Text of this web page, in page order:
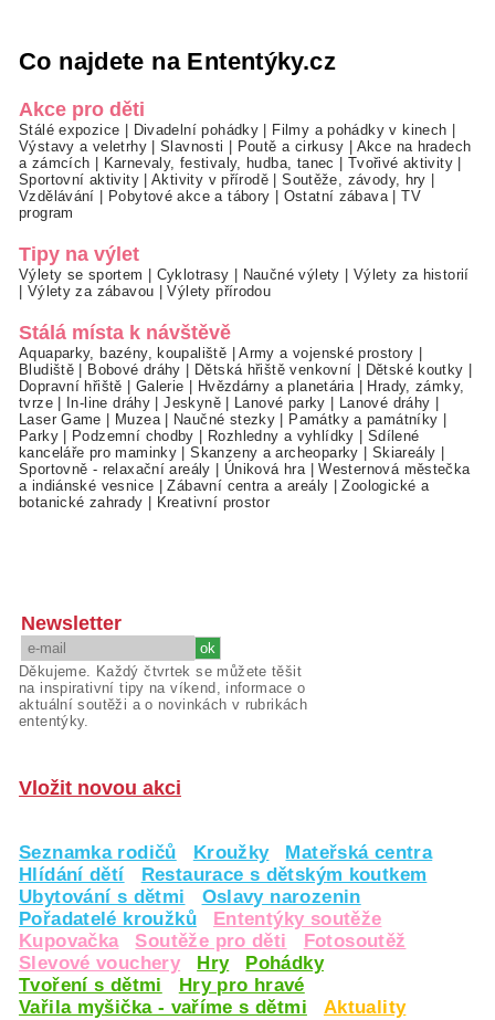
Co najdete na Ententýky.cz
Akce pro děti
Stálé expozice Divadelní pohádky Filmy a pohádky v kinech
Výstavy a veletrhy|Slavnosti Poutě a cirkusy
Akce na hradech
a zámcích
Karnevaly, festivaly, hudba, tanec Tvořivé aktivity
Sportovní aktivity|Aktivity v přírodě |Soutěže, závody, hry
Vzdělávání
Pobytové akce a tábory Ostatní zábava|TV
program
Tipy na výlet
Výlety se sportem Cyklotrasy Naučné výlety
Výlety za historií
Výlety za zábavou |Výlety přírodou
Stálá místa k návštěvě
Aquaparky, bazény, koupaliště |Army a vojenské prostory
Bludiště
Bobové dráhy Dětská hřiště venkovní Dětské koutky
Dopravní hřiště
Galerie Hvězdárny a planetária|
Hrady, zámky,
tvrze| In-line dráhy |Jeskyně| Lanové parky Lanové dráhy
Laser Game
Muzea| Naučné stezky Památky a památníky
Parky| Podzemní chodby Rozhledny a vyhlídky
Sdílené
kanceláře pro maminky |Skanzeny a archeoparky Skiareály
Sportovně - relaxační areály
Úniková hra|Westernová městečka
a indiánské vesnice |Zábavní centra a areály |Zoologické a
botanické zahrady
Kreativní prostor
Newsletter
Děkujeme. Každý čtvrtek se můžete těšit
na inspirativní tipy na víkend, informace o
aktuální soutěži a o novinkách v rubrikách
ententýky.
Vložit novou akci
Seznamka rodičů Kroužky
Mateřská centra
Hlídání dětí
Restaurace s dětským koutkem
Ubytování s dětmi
Oslavy narozenin
Pořadatelé kroužků
Ententýky soutěže
Kupovačka
Soutěže pro děti
Fotosoutěž
Slevové vouchery
Hry
Pohádky
Tvoření s dětmi
Hry pro hravé
Vařila myšička - vaříme s dětmi
Aktuality